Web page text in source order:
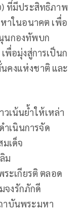
ที่มีประสิทธิภาพ
าในอนาคต เพื่อ
นกองทัพบก
พื่อมุ่งสู่การเป็นก
คงแห่งชาติ และ
เน้นย้ำให้เหล่า
เนินการจัด
เด็จ
ม
ะเกียรติ ตลอด
จงรักภักดี
าบันพระมหา